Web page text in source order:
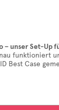
– unser Set-Up
funktioniert
Best Case